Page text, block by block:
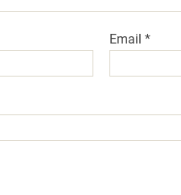
Email*